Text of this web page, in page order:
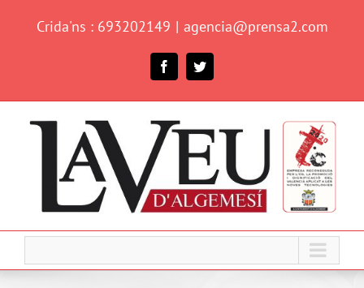
Crida'ns : 693202149 | agencia@prensa2.com
FacebookTwitter